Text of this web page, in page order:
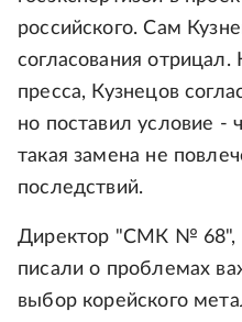
российского. Сам
согласования
пресса, Кузнецов
но поставил условие -
такая замена не
последствий.
Директор "СМК № 68",
писали о проблемах
выбор корейского